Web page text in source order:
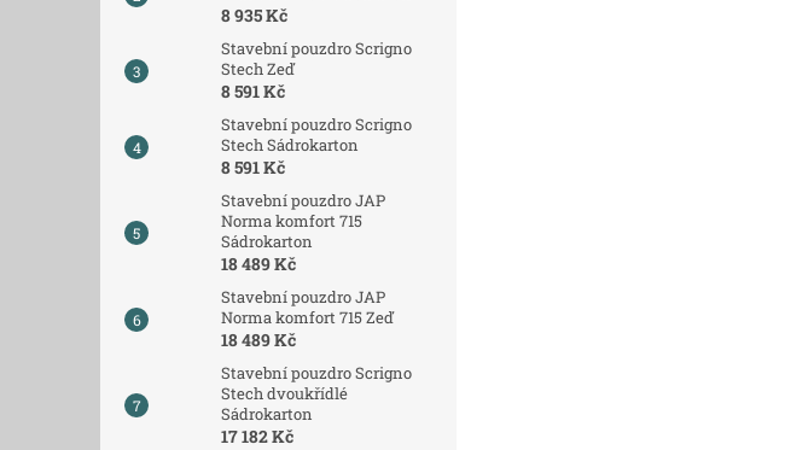
8 935 Kč
Stavební pouzdro Scrigno
Stech Zeď
8 591 Kč
Stavební pouzdro Scrigno
Stech Sádrokarton
8 591 Kč
Stavební pouzdro JAP
Norma komfort 715
Sádrokarton
18 489 Kč
Stavební pouzdro JAP
Norma komfort 715 Zeď
18 489 Kč
Stavební pouzdro Scrigno
Stech dvoukřídlé
Sádrokarton
17 182 Kč